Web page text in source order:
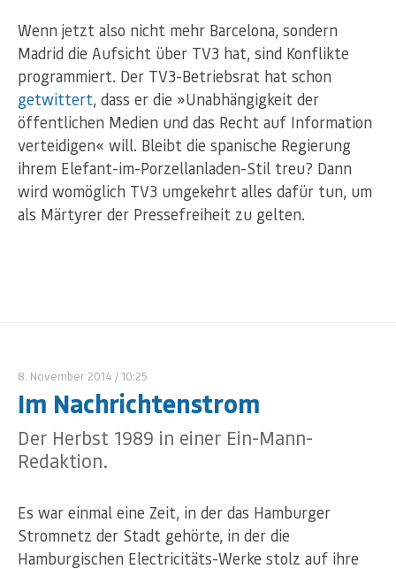
Wenn jetzt also nicht mehr Barcelona, sondern
Madrid die Aufsicht über TV3 hat, sind Konflikte
programmiert. Der TV3-Betriebsrat hat schon
getwittert, dass er die »Unabhängigkeit der
öffentlichen Medien und das Recht auf Information
verteidigen« will. Bleibt die spanische Regierung
ihrem Elefant-im-Porzellanladen-Stil treu? Dann
wird womöglich TV3 umgekehrt alles dafür tun, um
als Märtyrer der Pressefreiheit zu gelten.
8. November 2014 / 10:25
Im Nachrichtenstrom
Der Herbst 1989 in einer Ein-Mann-
Redaktion.
Es war einmal eine Zeit, in der das Hamburger
Stromnetz der Stadt gehörte, in der die
Hamburgischen Electricitäts-Werke stolz auf ihre